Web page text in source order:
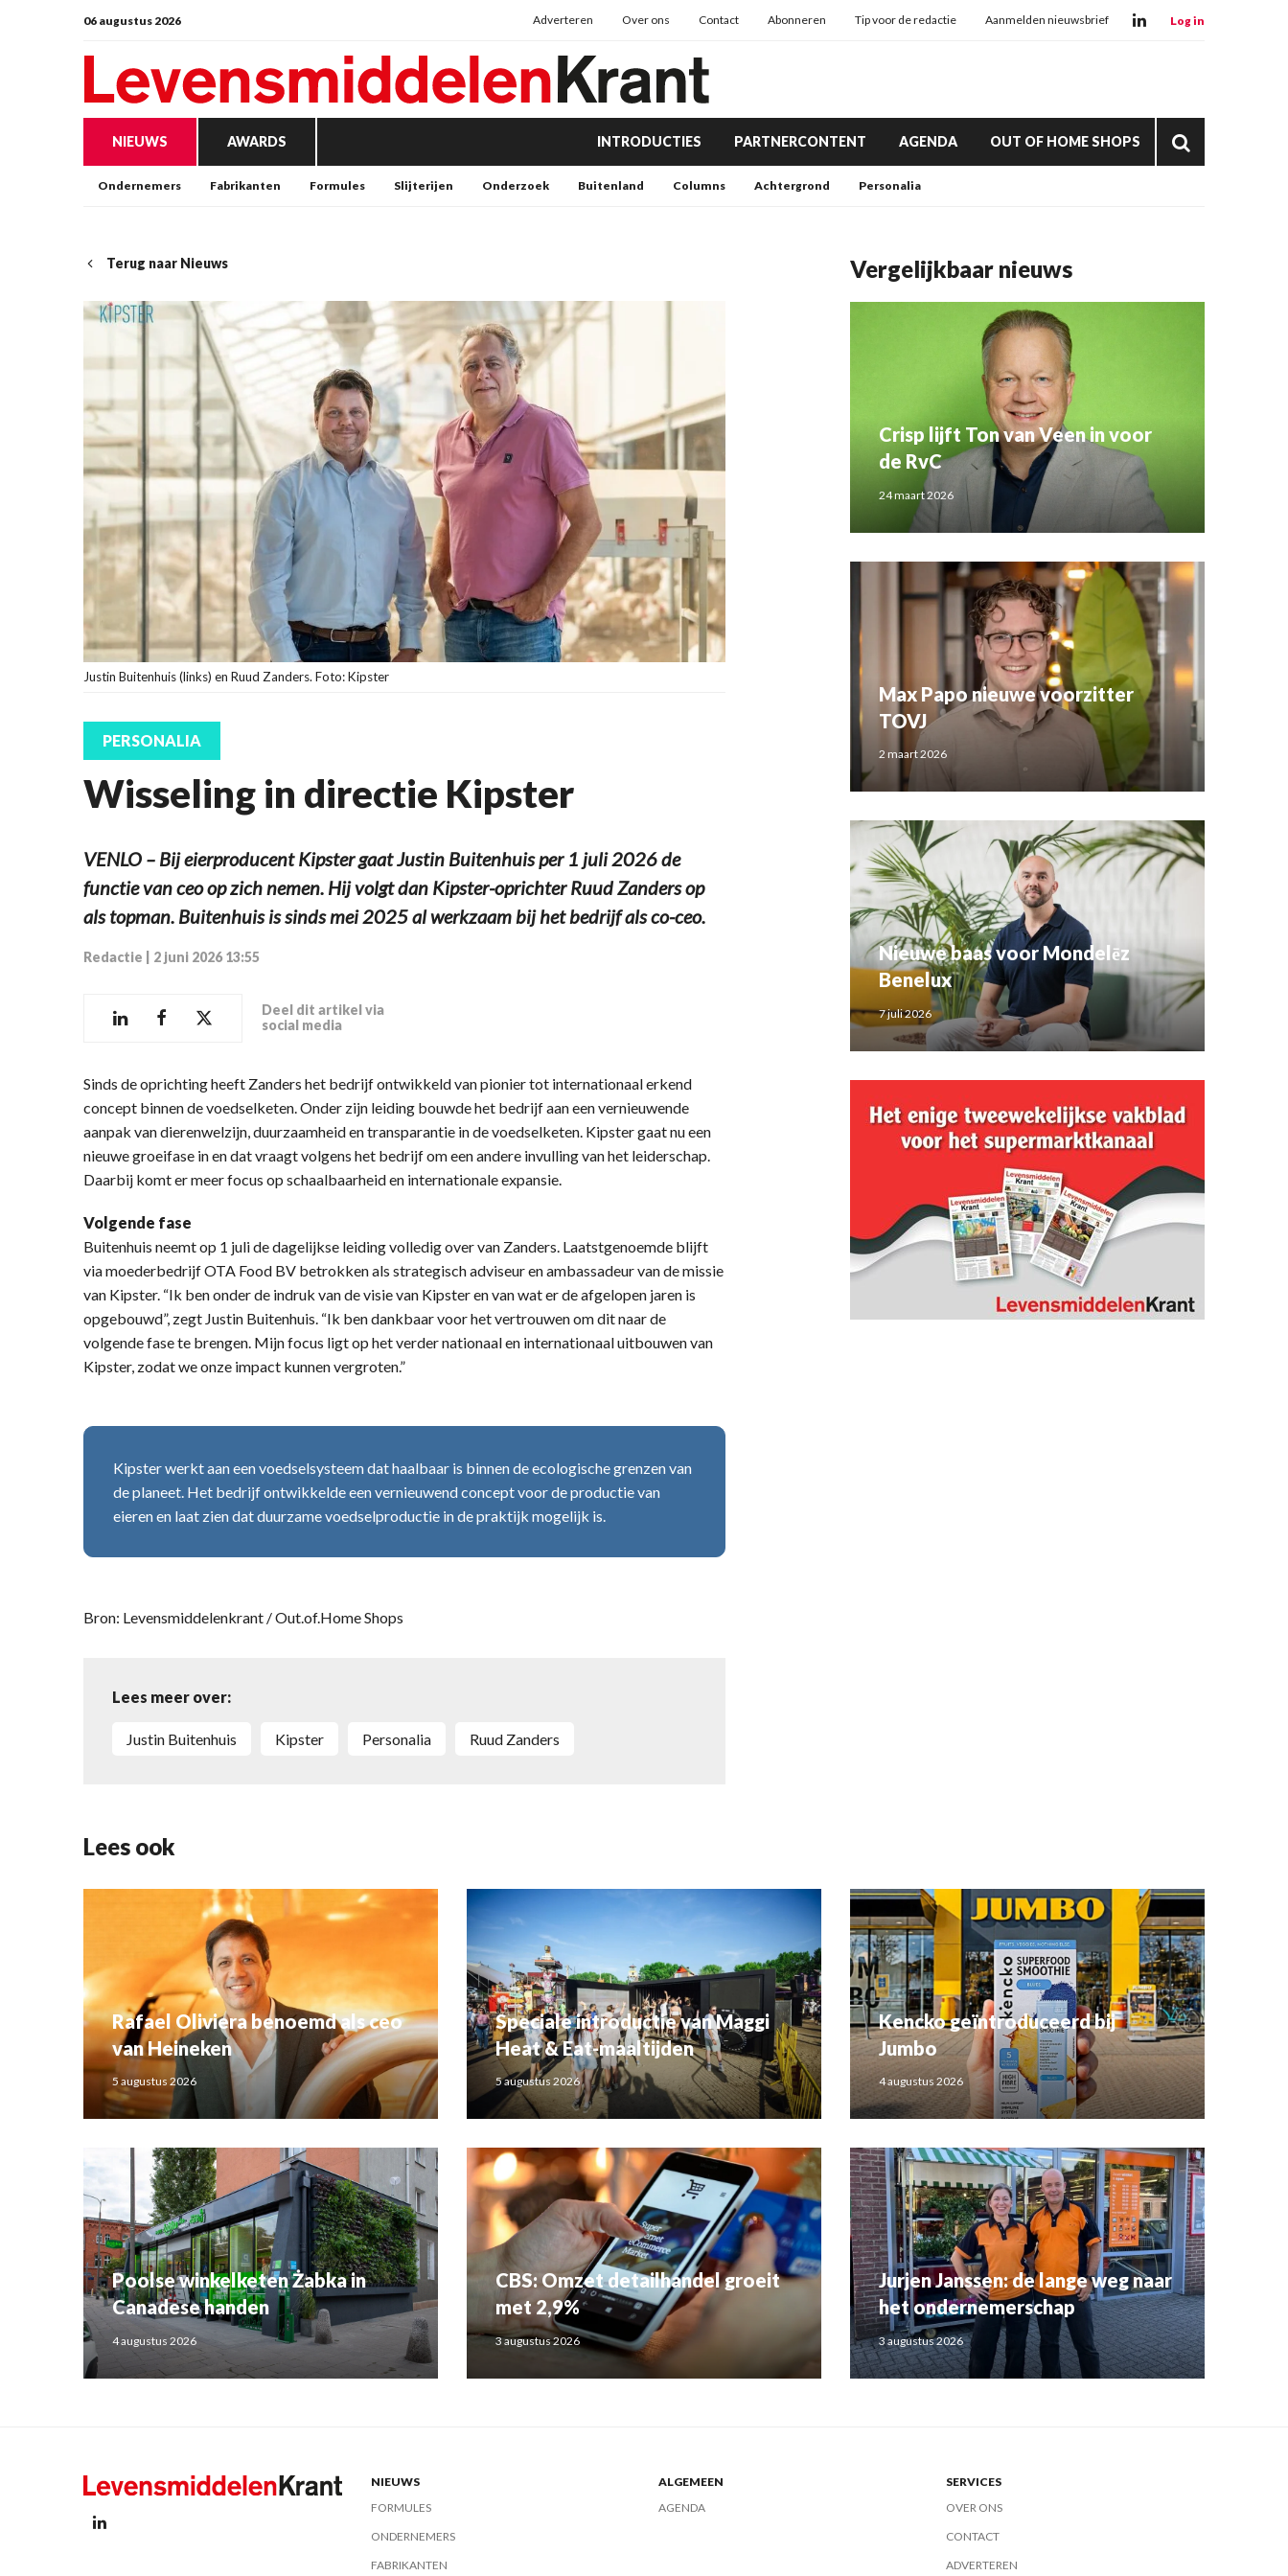
06 augustus 2026 Adverteren Over ons Contact Abonneren Tip voor de redactie Aanmelden nieuwsbrief Log in
NIEUWS AWARDS INTRODUCTIES PARTNERCONTENT AGENDA OUT OF HOME SHOPS
Ondernemers Fabrikanten Formules Slijterijen Onderzoek Buitenland Columns Achtergrond Personalia
Terug naar Nieuws
Justin Buitenhuis (links) en Ruud Zanders. Foto: Kipster
PERSONALIA
Wisseling in directie Kipster
VENLO – Bij eierproducent Kipster gaat Justin Buitenhuis per 1 juli 2026 de
functie van ceo op zich nemen. Hij volgt dan Kipster-oprichter Ruud Zanders op
als topman. Buitenhuis is sinds mei 2025 al werkzaam bij het bedrijf als co-ceo.
Redactie 2 juni 2026 13:55
Deel dit artikel via
social media
Sinds de oprichting heeft Zanders het bedrijf ontwikkeld van pionier tot internationaal erkend
concept binnen de voedselketen. Onder zijn leiding bouwde het bedrijf aan een vernieuwende
aanpak van dierenwelzijn, duurzaamheid en transparantie in de voedselketen. Kipster gaat nu een
nieuwe groeifase in en dat vraagt volgens het bedrijf om een andere invulling van het leiderschap.
Daarbij komt er meer focus op schaalbaarheid en internationale expansie.
Volgende fase
Buitenhuis neemt op 1 juli de dagelijkse leiding volledig over van Zanders. Laatstgenoemde blijft
via moederbedrijf OTA Food BV betrokken als strategisch adviseur en ambassadeur van de missie
van Kipster. “Ik ben onder de indruk van de visie van Kipster en van wat er de afgelopen jaren is
opgebouwd”, zegt Justin Buitenhuis. “Ik ben dankbaar voor het vertrouwen om dit naar de
volgende fase te brengen. Mijn focus ligt op het verder nationaal en internationaal uitbouwen van
Kipster, zodat we onze impact kunnen vergroten.”
Kipster werkt aan een voedselsysteem dat haalbaar is binnen de ecologische grenzen van
de planeet. Het bedrijf ontwikkelde een vernieuwend concept voor de productie van
eieren en laat zien dat duurzame voedselproductie in de praktijk mogelijk is.
Bron: Levensmiddelenkrant / Out.of.Home Shops
Lees meer over:
Justin Buitenhuis Kipster personalia Ruud Zanders
Vergelijkbaar nieuws
Crisp lijft Ton van Veen in voor
de RvC
24 maart 2026
Max Papo nieuwe voorzitter
TOVJ
2 maart 2026
Nieuwe baas voor Mondelēz
Benelux
7 juli 2026
Lees ook
Rafael Oliviera benoemd als ceo
van Heineken
5 augustus 2026
Speciale introductie van Maggi
Heat & Eat-maaltijden
5 augustus 2026
Kencko geïntroduceerd bij
Jumbo
4 augustus 2026
Poolse winkelketen Żabka in
Canadese handen
4 augustus 2026
CBS: Omzet detailhandel groeit
met 2,9%
3 augustus 2026
Jurjen Janssen: de lange weg naar
het ondernemerschap
3 augustus 2026
NIEUWS
FORMULES
ONDERNEMERS
FABRIKANTEN
ALGEMEEN
AGENDA
SERVICES
OVER ONS
CONTACT
ADVERTEREN